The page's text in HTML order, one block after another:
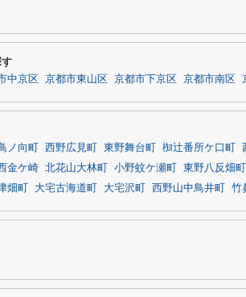
中京区 京都市東山区 京都市下京区 京都市南区
ノ向町 西野広見町 東野舞台町 椥辻番所ケ口町
金ケ崎 北花山大林町 小野蚊ケ瀬町 東野八反畑町
畑町 大宅古海道町 大宅沢町 西野山中鳥井町 竹